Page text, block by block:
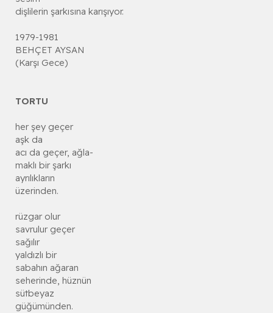
dişlilerin şarkısına karışıyor.
1979-1981
BEHÇET AYSAN
(Karşı Gece)
TORTU
her şey geçer
aşk da
acı da geçer, ağla-
maklı bir şarkı
ayrılıkların
üzerinden.
rüzgar olur
savrulur geçer
sağılır
yaldızlı bir
sabahın ağaran
seherinde, hüznün
sütbeyaz
güğümünden.